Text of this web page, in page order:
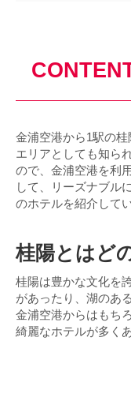
金浦空港から1駅の
エリアとしても知ら
ので、金浦空港を利
して、リーズナブル
のホテルを紹介して
桂陽とはど
桂陽は豊かな文化を
があったり、湖のあ
金浦空港からはもち
綺麗なホテルが多く